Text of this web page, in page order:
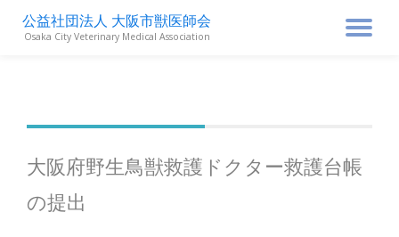
ナ
ー
公益社団法人 大阪市獣医師会
Osaka City Veterinary Medical Association
大阪府野生鳥獣救護ドクター救護台帳
の提出